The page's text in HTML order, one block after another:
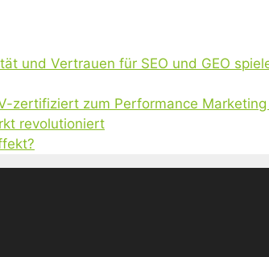
und Vertrauen für SEO und GEO
zertifiziert zum Performance
revolutioniert